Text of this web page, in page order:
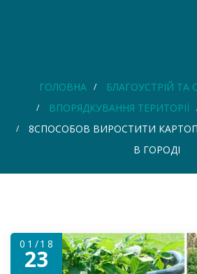
ГОЛОВНА
БЛАГОУСТРІЙ
ВПОРЯДКУВАННЯ ТЕРИТОРІЇ
8СПОСОБОВ ВИРОСТИТИ
В ГОРОДІ
01/18
23